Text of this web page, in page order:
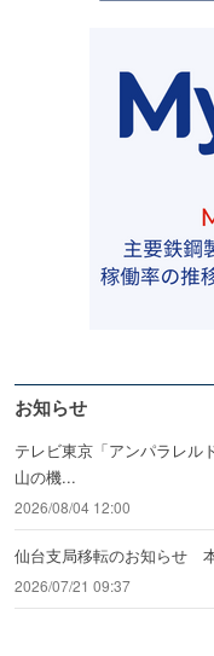
お知らせ
テレビ東京「アンパラレ
山の機...
2026/08/04 12:00
仙台支局移転のお知らせ
2026/07/21 09:37